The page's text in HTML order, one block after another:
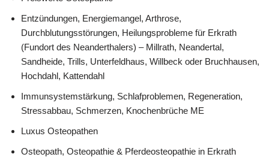
Entzündungen, Energiemangel, Arthrose,
Durchblutungsstörungen, Heilungsprobleme für Erkrath
(Fundort des Neanderthalers) – Millrath, Neandertal,
Sandheide, Trills, Unterfeldhaus, Willbeck oder Bruchhausen,
Hochdahl, Kattendahl
Immunsystemstärkung, Schlafproblemen, Regeneration,
Stressabbau, Schmerzen, Knochenbrüche ME
Luxus Osteopathen
Osteopath, Osteopathie & Pferdeosteopathie in Erkrath